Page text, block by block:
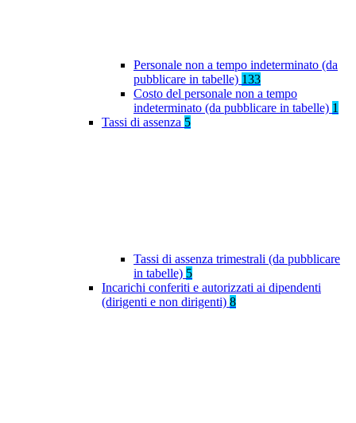
Personale non a tempo indeterminato (da
pubblicare in tabelle) 133
Costo del personale non a tempo
indeterminato (da pubblicare in tabelle) 1
Tassi di assenza 5
Tassi di assenza trimestrali (da pubblicare
in tabelle) 5
Incarichi conferiti e autorizzati ai dipendenti
(dirigenti e non dirigenti) 8